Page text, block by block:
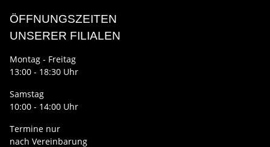
ÖFFNUNGSZEITEN
UNSERER FILIALEN
Montag - Freitag
13:00 - 18:30 Uhr
Samstag
10:00 - 14:00 Uhr
Termine nur
nach Vereinbarung